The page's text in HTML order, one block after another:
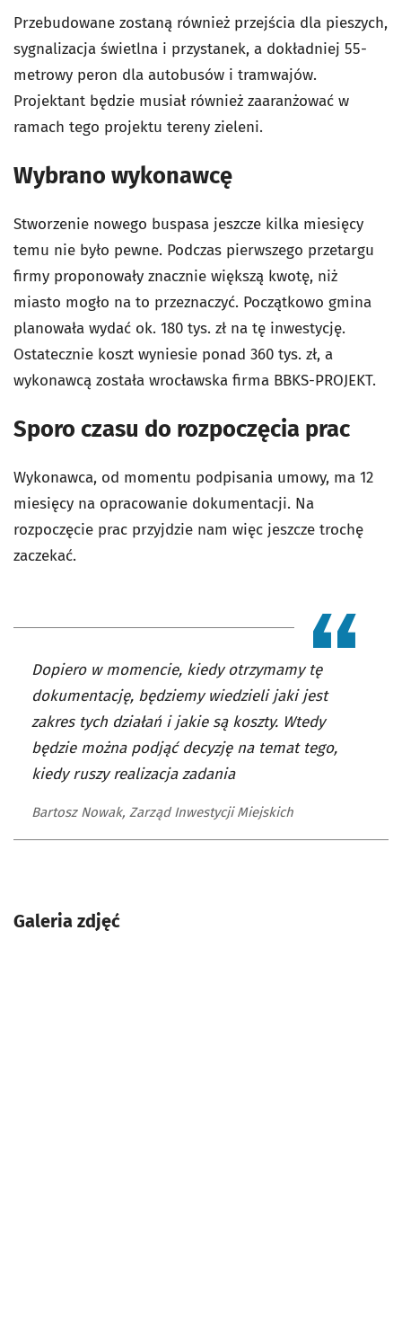
Przebudowane zostaną również przejścia dla pieszych,
sygnalizacja świetlna i przystanek, a dokładniej 55-
metrowy peron dla autobusów i tramwajów.
Projektant będzie musiał również zaaranżować w
ramach tego projektu tereny zieleni.
Wybrano wykonawcę
Stworzenie nowego buspasa jeszcze kilka miesięcy
temu nie było pewne. Podczas pierwszego przetargu
firmy proponowały znacznie większą kwotę, niż
miasto mogło na to przeznaczyć. Początkowo gmina
planowała wydać ok. 180 tys. zł na tę inwestycję.
Ostatecznie koszt wyniesie ponad 360 tys. zł, a
wykonawcą została wrocławska firma BBKS-PROJEKT.
Sporo czasu do rozpoczęcia prac
Wykonawca, od momentu podpisania umowy, ma 12
miesięcy na opracowanie dokumentacji. Na
rozpoczęcie prac przyjdzie nam więc jeszcze trochę
zaczekać.
Dopiero w momencie, kiedy otrzymamy tę
dokumentację, będziemy wiedzieli jaki jest
zakres tych działań i jakie są koszty. Wtedy
będzie można podjąć decyzję na temat tego,
kiedy ruszy realizacja zadania
Bartosz Nowak, Zarząd Inwestycji Miejskich
Galeria zdjęć